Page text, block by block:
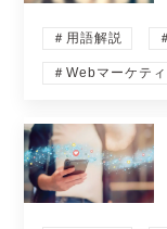
＃用語解説
＃Webマーケテ